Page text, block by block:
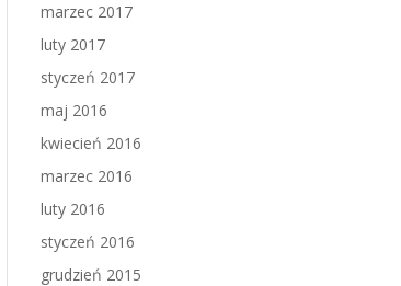
marzec 2017
luty 2017
styczeń 2017
maj 2016
kwiecień 2016
marzec 2016
luty 2016
styczeń 2016
grudzień 2015